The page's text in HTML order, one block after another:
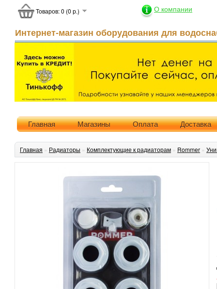
О компании
Интернет-магазин оборудования для
Товаров: 0 (0 р.)
Главная Магазины Оплата Доставка
Главная » Радиаторы » Комплектующие к радиаторам » Rommer »